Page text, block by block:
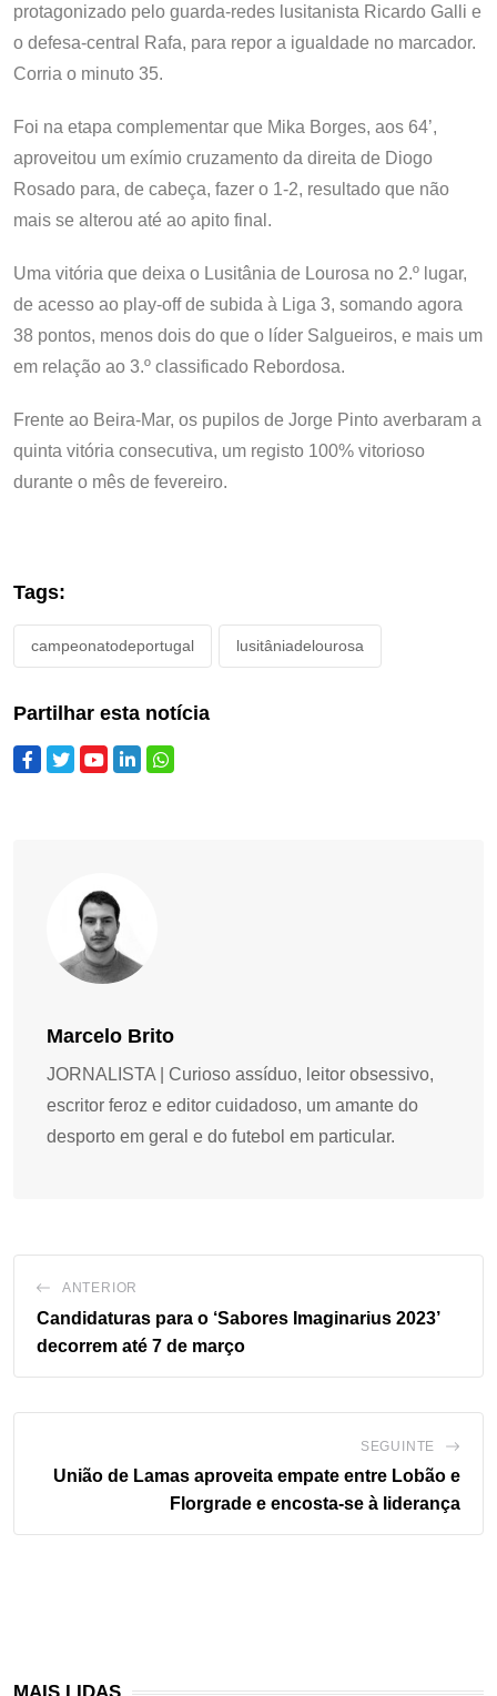
protagonizado pelo guarda-redes lusitanista Ricardo Galli e
o defesa-central Rafa, para repor a igualdade no marcador.
Corria o minuto 35.
Foi na etapa complementar que Mika Borges, aos 64’,
aproveitou um exímio cruzamento da direita de Diogo
Rosado para, de cabeça, fazer o 1-2, resultado que não
mais se alterou até ao apito final.
Uma vitória que deixa o Lusitânia de Lourosa no 2.º lugar,
de acesso ao play-off de subida à Liga 3, somando agora
38 pontos, menos dois do que o líder Salgueiros, e mais um
em relação ao 3.º classificado Rebordosa.
Frente ao Beira-Mar, os pupilos de Jorge Pinto averbaram a
quinta vitória consecutiva, um registo 100% vitorioso
durante o mês de fevereiro.
Tags:
campeonatodeportugal lusitâniadelourosa
Partilhar esta notícia
Marcelo Brito
JORNALISTA | Curioso assíduo, leitor obsessivo,
escritor feroz e editor cuidadoso, um amante do
desporto em geral e do futebol em particular.
ANTERIOR
Candidaturas para o ‘Sabores Imaginarius 2023’
decorrem até 7 de março
SEGUINTE
União de Lamas aproveita empate entre Lobão e
Florgrade e encosta-se à liderança